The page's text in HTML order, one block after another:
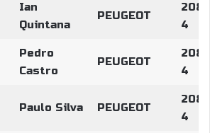
Ian
Quintana
PEUGEOT
208
4
Pedro
Castro
PEUGEOT
208
4
Paulo Silva PEUGEOT
208
4